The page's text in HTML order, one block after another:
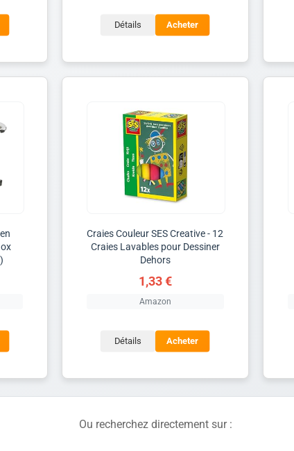
Détails Acheter
Craies Couleur SES Creative - 12
Craies Lavables pour Dessiner
Dehors
1,33 €
Amazon
Détails Acheter
Ou recherchez directement sur :